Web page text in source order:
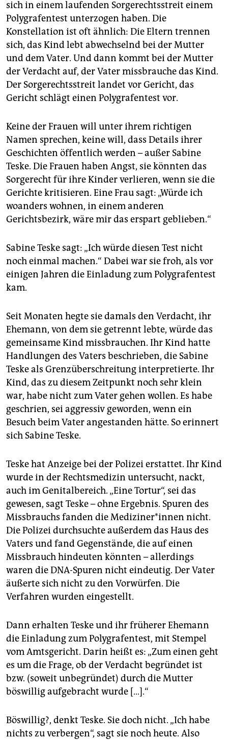
sich in einem laufenden Sorgerechtsstreit einem
Polygrafentest unterzogen haben. Die
Konstellation ist oft ähnlich: Die Eltern trennen
sich, das Kind lebt abwechselnd bei der Mutter
und dem Vater. Und dann kommt bei der Mutter
der Verdacht auf, der Vater missbrauche das Kind.
Der Sorgerechtsstreit landet vor Gericht, das
Gericht schlägt einen Polygrafentest vor.
Keine der Frauen will unter ihrem richtigen
Namen sprechen, keine will, dass Details ihrer
Geschichten öffentlich werden – außer Sabine
Teske. Die Frauen haben Angst, sie könnten das
Sorgerecht für ihre Kinder verlieren, wenn sie die
Gerichte kritisieren. Eine Frau sagt: „Würde ich
woanders wohnen, in einem anderen
Gerichtsbezirk, wäre mir das erspart geblieben.“
Sabine Teske sagt: „Ich würde diesen Test nicht
noch einmal machen.“ Dabei war sie froh, als vor
einigen Jahren die Einladung zum Polygrafentest
kam.
Seit Monaten hegte sie damals den Verdacht, ihr
Ehemann, von dem sie getrennt lebte, würde das
gemeinsame Kind missbrauchen. Ihr Kind hatte
Handlungen des Vaters beschrieben, die Sabine
Teske als Grenzüberschreitung interpretierte. Ihr
Kind, das zu diesem Zeitpunkt noch sehr klein
war, habe nicht zum Vater gehen wollen. Es habe
geschrien, sei aggressiv geworden, wenn ein
Besuch beim Vater angestanden hätte. So erinnert
sich Sabine Teske.
Teske hat Anzeige bei der Polizei erstattet. Ihr Kind
wurde in der Rechtsmedizin untersucht, nackt,
auch im Genitalbereich. „Eine Tortur“, sei das
gewesen, sagt Teske – ohne Ergebnis. Spuren des
Missbrauchs fanden die Me­di­zi­ne­r*in­nen nicht.
Die Polizei durchsuchte außerdem das Haus des
Vaters und fand Gegenstände, die auf einen
Missbrauch hindeuten könnten – allerdings
waren die DNA-Spuren nicht eindeutig. Der Vater
äußerte sich nicht zu den Vorwürfen. Die
Verfahren wurden eingestellt.
Dann erhalten Teske und ihr früherer Ehemann
die Einladung zum Polygrafentest, mit Stempel
vom Amtsgericht. Darin heißt es: „Zum einen geht
es um die Frage, ob der Verdacht begründet ist
bzw. (soweit unbegründet) durch die Mutter
böswillig aufgebracht wurde […].“
Böswillig?, denkt Teske. Sie doch nicht. „Ich habe
nichts zu verbergen“, sagt sie noch heute. Also